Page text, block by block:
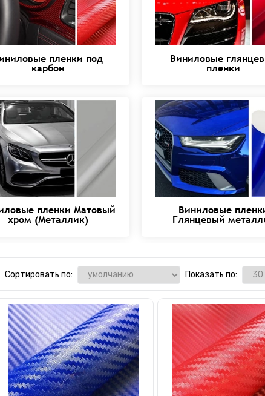
пленки под
карбон
Виниловые
пленки
пленки Матовый
хром (Металлик)
Виниловые
Глянцевый
пленки Алмазная
крошка
Виниловые
пленки
Сортировать по: Показать по: